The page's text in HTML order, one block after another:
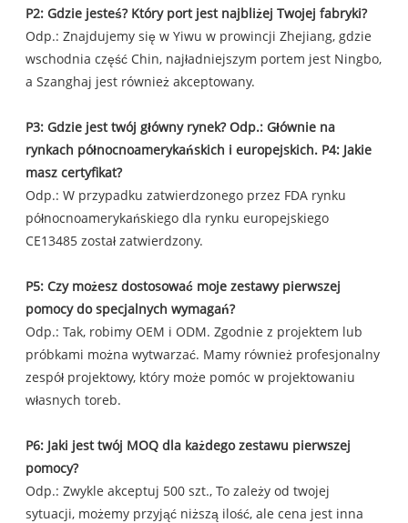
P2: Gdzie jesteś? Który port jest najbliżej Twojej fabryki?
Odp.: Znajdujemy się w Yiwu w prowincji Zhejiang, gdzie
wschodnia część Chin, najładniejszym portem jest Ningbo,
a Szanghaj jest również akceptowany.
P3: Gdzie jest twój główny rynek? Odp.: Głównie na
rynkach północnoamerykańskich i europejskich. P4: Jakie
masz certyfikat?
Odp.: W przypadku zatwierdzonego przez FDA rynku
północnoamerykańskiego dla rynku europejskiego
CE13485 został zatwierdzony.
P5: Czy możesz dostosować moje zestawy pierwszej
pomocy do specjalnych wymagań?
Odp.: Tak, robimy OEM i ODM. Zgodnie z projektem lub
próbkami można wytwarzać. Mamy również profesjonalny
zespół projektowy, który może pomóc w projektowaniu
własnych toreb.
P6: Jaki jest twój MOQ dla każdego zestawu pierwszej
pomocy?
Odp.: Zwykle akceptuj 500 szt., To zależy od twojej
sytuacji, możemy przyjąć niższą ilość, ale cena jest inna